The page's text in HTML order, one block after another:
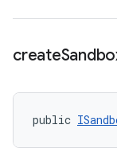
create
public